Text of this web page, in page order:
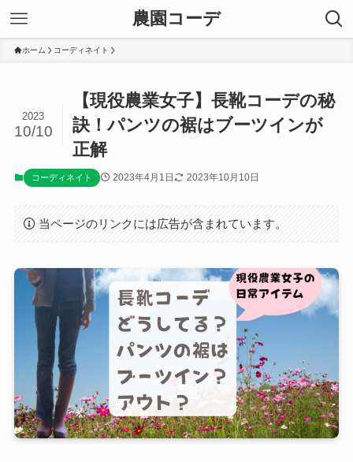
農園コーデ
ホーム コーディネイト
【現役農業女子】長靴コーデの秘
訣！パンツの裾はブーツインが
正解
2023
10/10
コーディネイト 2023年4月1日 2023年10月10日
当ページのリンクには広告が含まれています。